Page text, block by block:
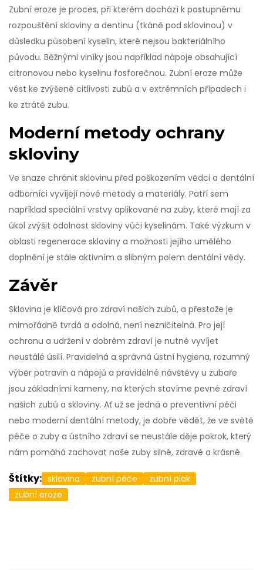
Zubní eroze je proces, při kterém dochází k postupnému
rozpouštění skloviny a dentinu (tkáně pod sklovinou) v
důsledku působení kyselin, které nejsou bakteriálního
původu. Běžnými viníky jsou například nápoje obsahující
citronovou nebo kyselinu fosforečnou. Zubní eroze může
vést ke zvýšené citlivosti zubů a v extrémních případech i
ke ztrátě zubu.
Moderní metody ochrany
skloviny
Ve snaze chránit sklovinu před poškozením vědci a dentální
odborníci vyvíjejí nové metody a materiály. Patří sem
například speciální vrstvy aplikované na zuby, které mají za
úkol zvýšit odolnost skloviny vůči kyselinám. Také výzkum v
oblasti regenerace skloviny a možnosti jejího umělého
doplnění je stále aktivním a slibným polem dentální vědy.
Závěr
Sklovina je klíčová pro zdraví našich zubů, a přestože je
mimořádně tvrdá a odolná, není nezničitelná. Pro její
ochranu a udržení v dobrém zdraví je nutné vyvíjet
neustálé úsilí. Pravidelná a správná ústní hygiena, rozumný
výběr potravin a nápojů a pravidelné návštěvy u zubaře
jsou základními kameny, na kterých stavíme pevné zdraví
našich zubů a skloviny. Ať už se jedná o preventivní péči
nebo moderní dentální metody, je dobře vědět, že ve světě
péče o zuby a ústního zdraví se neustále děje pokrok, který
nám pomáhá zachovat naše zuby silné, zdravé a krásné.
Štítky: sklovina zubní péče
zubní plak
zubní eroze